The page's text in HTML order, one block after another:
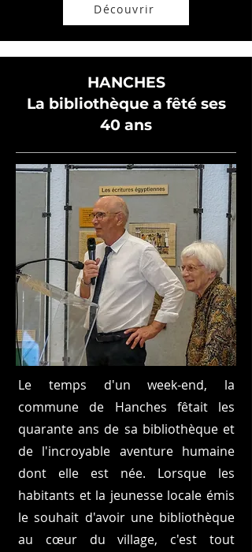
Découvrir
HANCHES
La bibliothèque a fêté ses
40 ans
Le temps d'un week-end, la
commune de Hanches fêtait les
quarante ans de sa bibliothèque et
de l'incroyable aventure humaine
dont elle est née. Lorsque les
habitants et la jeunesse locale émis
le souhait d'avoir une bibliothèque
au cœur du village, c'est tout